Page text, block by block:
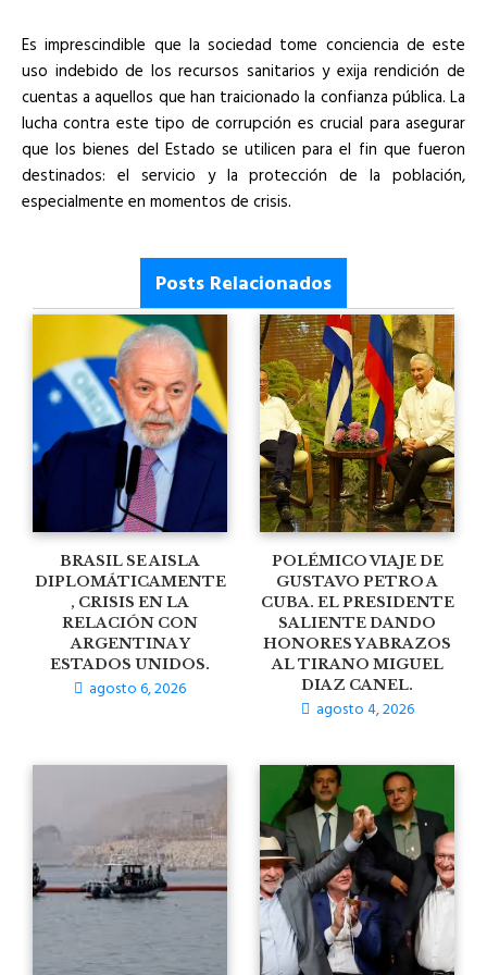
Es imprescindible que la sociedad tome conciencia de este
uso indebido de los recursos sanitarios y exija rendición de
cuentas a aquellos que han traicionado la confianza pública. La
lucha contra este tipo de corrupción es crucial para asegurar
que los bienes del Estado se utilicen para el fin que fueron
destinados: el servicio y la protección de la población,
especialmente en momentos de crisis.
Posts Relacionados
BRASIL SE AISLA
DIPLOMÁTICAMENTE
, CRISIS EN LA
RELACIÓN CON
ARGENTINA Y
ESTADOS UNIDOS.
agosto 6, 2026
POLÉMICO VIAJE DE
GUSTAVO PETRO A
CUBA. EL PRESIDENTE
SALIENTE DANDO
HONORES Y ABRAZOS
AL TIRANO MIGUEL
DIAZ CANEL.
agosto 4, 2026